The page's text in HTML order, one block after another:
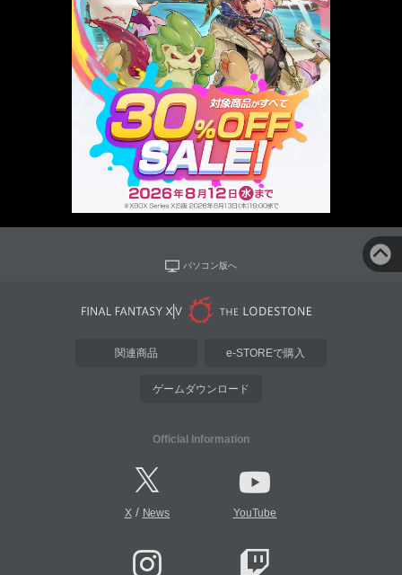
パソコン版へ
関連商品 e-STOREで購入
ゲームダウンロード
Official Information
X/ News YouTube